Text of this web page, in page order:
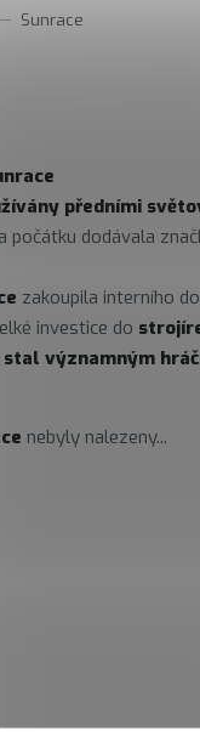
Sunrace
předními
počátku dodávala
zakoupila interního
investice do
stal významným
nebyly nalezeny...